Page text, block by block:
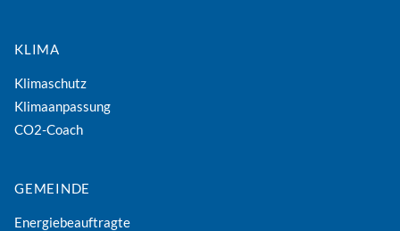
KLIMA
Klimaschutz
Klimaanpassung
CO2-Coach
GEMEINDE
Energiebeauftragte